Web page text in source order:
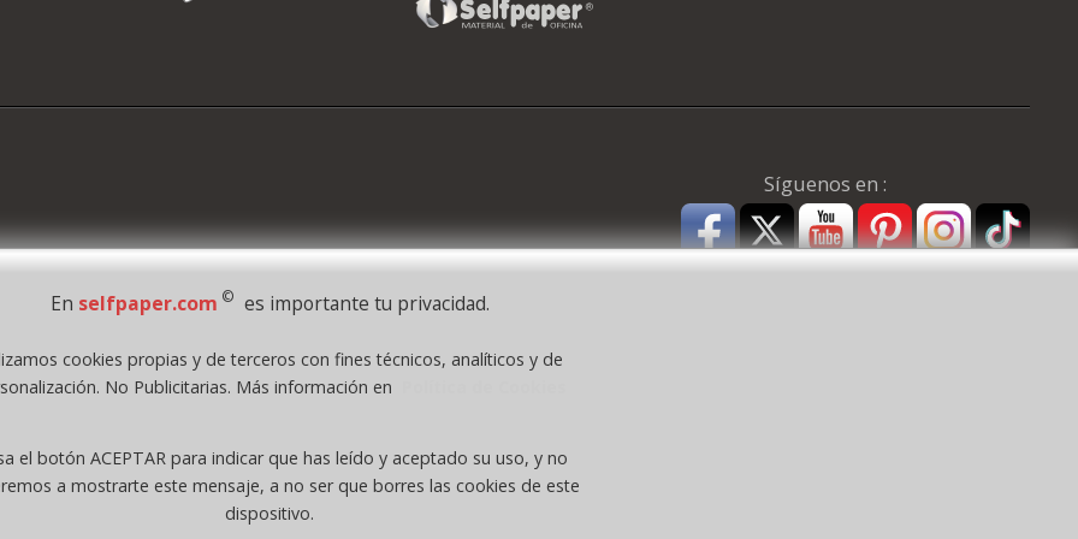
Síguenos en :
- 2026 Grupo Selfpaper. Todos los derechos reservados
Tomo 7263, Libro 4565, Folio 1, Sección 8, Hoja V-85203.
En selfpaper.com © es importante tu privacidad.
cookies propias y de terceros con fines técnicos, analíticos y de
No Publicitarias. Más información en
el botón ACEPTAR para indicar que has leído y aceptado su uso, y no
a mostrarte este mensaje, a no ser que borres las cookies de este
dispositivo.